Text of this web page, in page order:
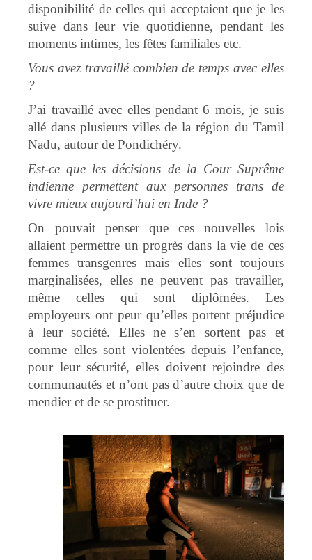
disponibilité de celles qui acceptaient que je les
suive dans leur vie quotidienne, pendant les
moments intimes, les fêtes familiales etc.
Vous avez travaillé combien de temps avec elles
?
J’ai travaillé avec elles pendant 6 mois, je suis
allé dans plusieurs villes de la région du Tamil
Nadu, autour de Pondichéry.
Est-ce que les décisions de la Cour Suprême
indienne permettent aux personnes trans de
vivre mieux aujourd’hui en Inde ?
On pouvait penser que ces nouvelles lois
allaient permettre un progrès dans la vie de ces
femmes transgenres mais elles sont toujours
marginalisées, elles ne peuvent pas travailler,
même celles qui sont diplômées. Les
employeurs ont peur qu’elles portent préjudice
à leur société. Elles ne s’en sortent pas et
comme elles sont violentées depuis l’enfance,
pour leur sécurité, elles doivent rejoindre des
communautés et n’ont pas d’autre choix que de
mendier et de se prostituer.